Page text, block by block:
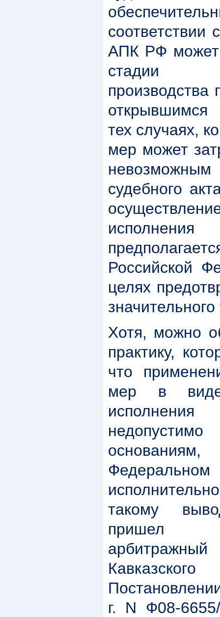
соответствии
АПК РФ может
стадии
производства
открывшимся
тех случаях,
мер может
невозможным
судебного
Российской
целях
Хотя, можно
практику,
что
мер в виде
такому
пришел
г. N Ф08-